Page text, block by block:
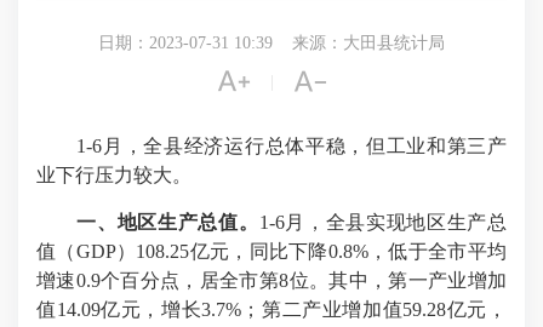
日期：2023-07-31 10:39 来源：大田县统计局
 
1-6月，全县经济运行总体平稳，但工业和第三产
业下行压力较大。
一、地区生产总值。 1-6月，全县实现地区生产总
值（GDP）108.25亿元，同比下降0.8%，低于全市平均
增速0.9个百分点，居全市第8位。其中，第一产业增加
值14.09亿元，增长3.7%；第二产业增加值59.28亿元，